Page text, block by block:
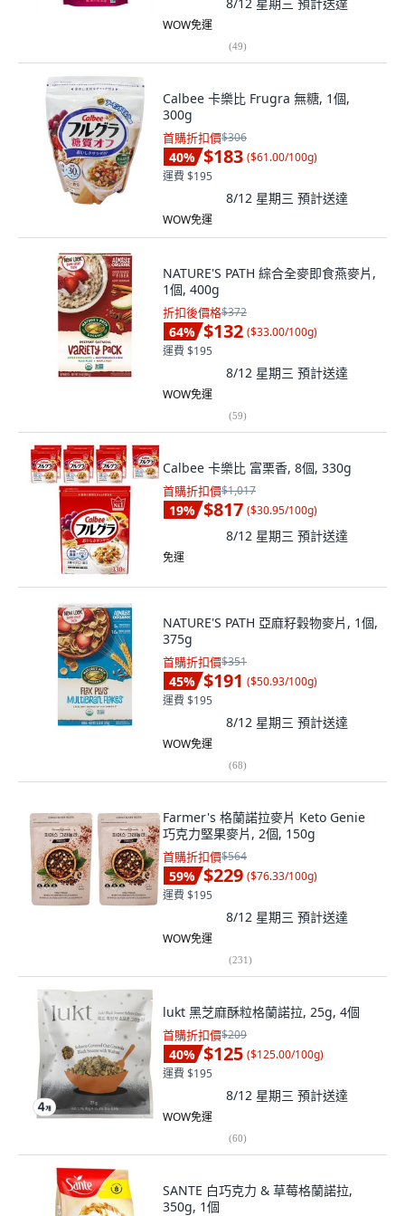
WOW免運
(49)
Calbee 卡樂比 Frugra 無糖, 1個,
300g
首購折扣價$306
40% $183 ($61.00/100g)
運費 $195
8/12 星期三 預計送達
WOW免運
NATURE'S PATH 綜合全麥即食燕麥片,
1個, 400g
折扣後價格$372
64% $132 ($33.00/100g)
運費 $195
8/12 星期三 預計送達
WOW免運
(59)
Calbee 卡樂比 富栗香, 8個, 330g
首購折扣價$1,017
19% $817 ($30.95/100g)
8/12 星期三 預計送達
免運
NATURE'S PATH 亞麻籽穀物麥片, 1個,
375g
首購折扣價$351
45% $191 ($50.93/100g)
運費 $195
8/12 星期三 預計送達
WOW免運
(68)
Farmer's 格蘭諾拉麥片 Keto Genie
巧克力堅果麥片, 2個, 150g
首購折扣價$564
59% $229 ($76.33/100g)
運費 $195
8/12 星期三 預計送達
WOW免運
(231)
lukt 黑芝麻酥粒格蘭諾拉, 25g, 4個
首購折扣價$209
40% $125 ($125.00/100g)
運費 $195
8/12 星期三 預計送達
WOW免運
(60)
SANTE 白巧克力 & 草莓格蘭諾拉,
350g, 1個